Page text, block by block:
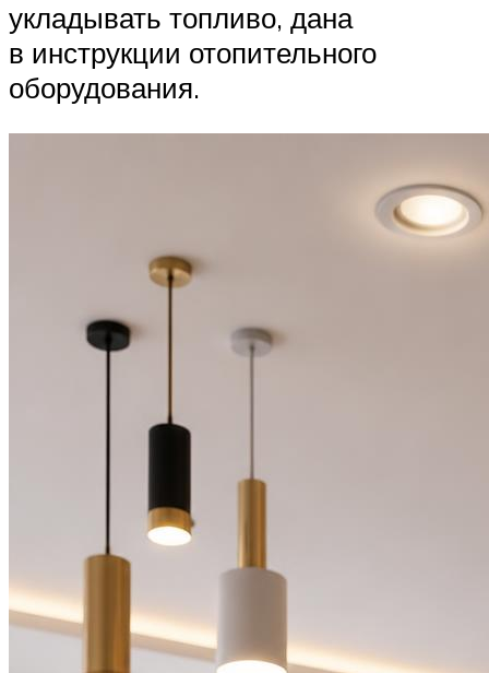
укладывать топливо, дана
в инструкции отопительного
оборудования.